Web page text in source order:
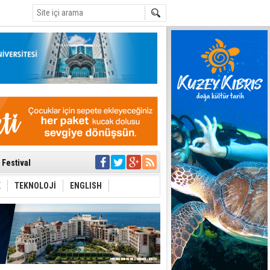
Festival
yitirdi
geliniyor
yönetim
kalınmaması
yönetim
TEKNOLOJİ ENGLISH